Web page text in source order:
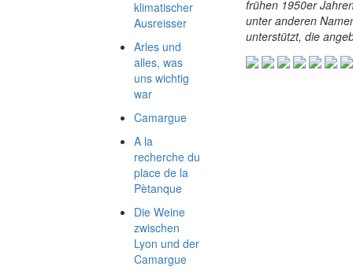
klimatischer
Ausreisser
Arles und
alles, was
uns wichtig
war
Camargue
A la
recherche du
place de la
Pètanque
Die Weine
zwischen
Lyon und der
Camargue
frühen 1950er
unter anderen
unterstützt, die